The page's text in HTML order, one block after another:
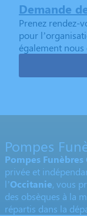
Demande
Prenez rendez-
pour
également
Pompes
Pompes Funèbres
privée et
l’Occitanie, vous
des obsèques à la
répartis dans la